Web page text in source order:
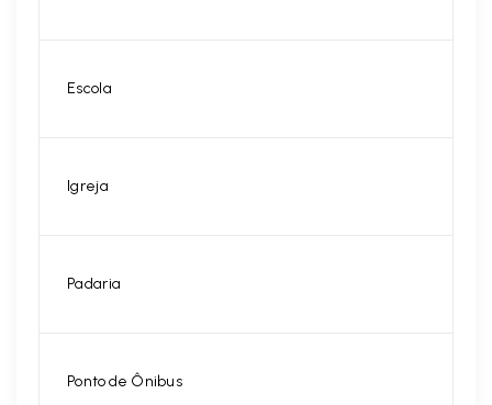
Escola
Igreja
Padaria
Ponto de Ônibus